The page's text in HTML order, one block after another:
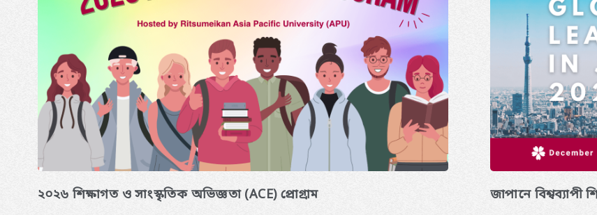
২০২৬ শিক্ষাগত ও সাংস্কৃতিক অভিজ্ঞতা (ACE) প্রোগ্রাম জাপানে বিশ্বব্যাপী